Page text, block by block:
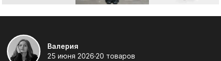
Валерия
25 июня 2026 20 товаров